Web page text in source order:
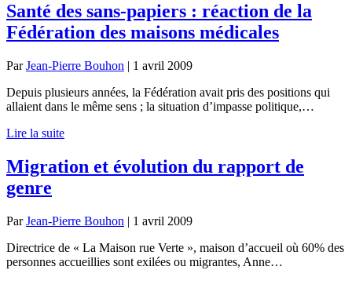
Santé des sans-papiers : réaction de la
Fédération des maisons médicales
ParJean-Pierre Bouhon | 1 avril 2009
Depuis plusieurs années, la Fédération avait pris des positions qui
allaient dans le même sens ; la situation d’impasse politique,…
Lire la suite
Migration et évolution du rapport de
genre
ParJean-Pierre Bouhon | 1 avril 2009
Directrice de « La Maison rue Verte », maison d’accueil où 60% des
personnes accueillies sont exilées ou migrantes, Anne…